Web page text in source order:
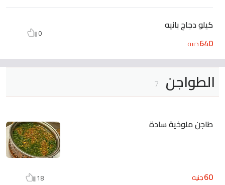
كيلو دجاج بانيه
640جنيه
0
الطواجن 7
طاجن ملوخية سادة
60جنيه 18